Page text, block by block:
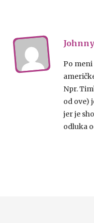
Johnny
Po
Npr.
od ove)
jer je
odluka